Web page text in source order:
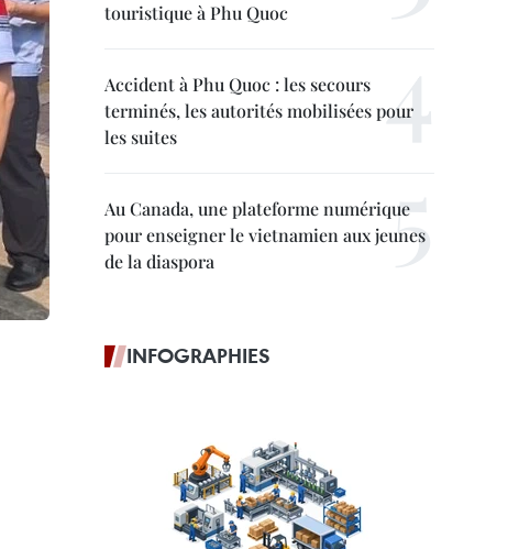
touristique à Phu Quoc
Accident à Phu Quoc : les secours
terminés, les autorités mobilisées pour
les suites
Au Canada, une plateforme numérique
pour enseigner le vietnamien aux jeunes
de la diaspora
INFOGRAPHIES